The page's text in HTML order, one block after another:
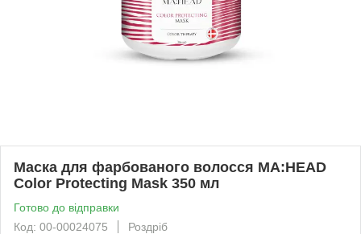
Маска для фарбованого волосся MA:HEAD
Color Protecting Mask 350 мл
Готово до відправки
Код: 00-00024075
Роздріб